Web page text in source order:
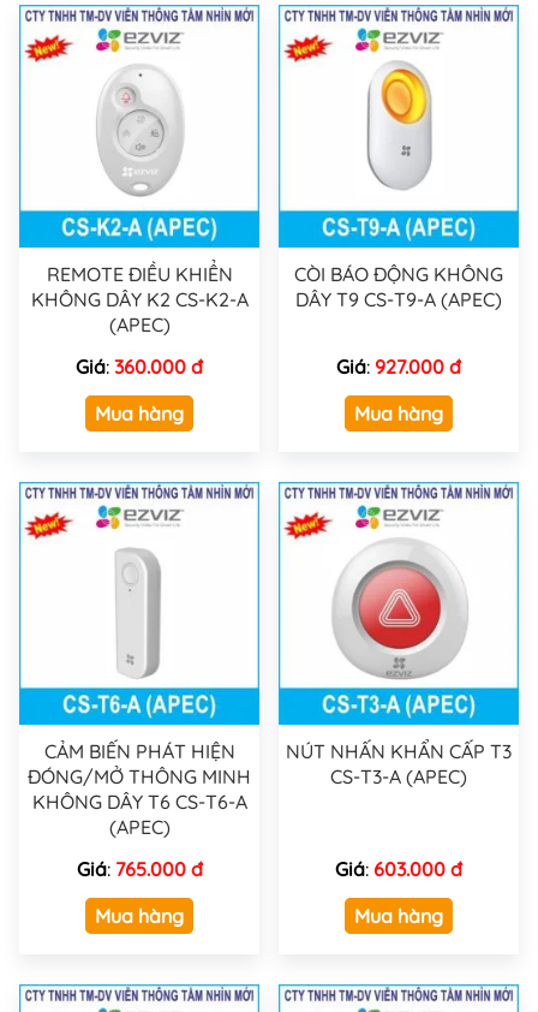
REMOTE ĐIỀU KHIỂN
KHÔNG DÂY K2 CS-K2-A
(APEC)
Giá: 360.000 đ
Mua hàng
CÒI BÁO ĐỘNG KHÔNG
DÂY T9 CS-T9-A (APEC)
Giá: 927.000 đ
Mua hàng
CẢM BIẾN PHÁT HIỆN
ĐÓNG/MỞ THÔNG MINH
KHÔNG DÂY T6 CS-T6-A
(APEC)
Giá: 765.000 đ
Mua hàng
NÚT NHẤN KHẨN CẤP T3
CS-T3-A (APEC)
Giá: 603.000 đ
Mua hàng